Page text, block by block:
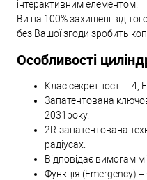
інтерактивним елементом.
Ви на 100% захищені від
без Вашої згоди зробить
Особливості
Клас секретності – 4,
Запатентована
2031року.
2R-запатентована
радіусах.
Відповідає вимогам
Функція (Emergency)